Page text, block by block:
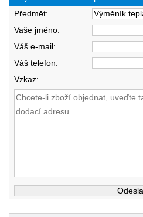
Předmět:
Vaše jméno:
Váš e-mail:
Váš telefon:
Vzkaz: